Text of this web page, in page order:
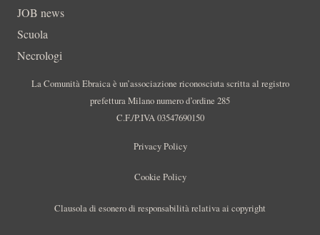
JOB news
Scuola
Necrologi
La Comunità Ebraica è un’associazione riconosciuta scritta al registro
prefettura Milano numero d’ordine 285
C.F./P.IVA 03547690150
Privacy Policy
Cookie Policy
Clausola di esonero di responsabilità relativa ai copyright